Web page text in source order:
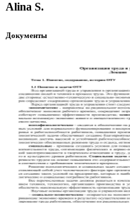
Alina S.
Документы